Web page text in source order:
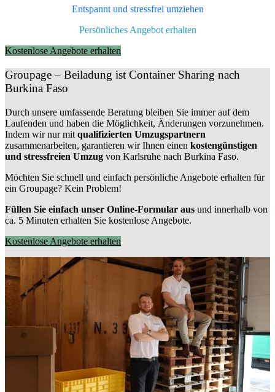
Entspannt und stressfrei umziehen
Persönliches Angebot erhalten
Kostenlose Angebote erhalten
Groupage – Beiladung ist Container Sharing nach
Burkina Faso
Durch unsere umfassende Beratung bleiben Sie immer auf dem
Laufenden und haben die Möglichkeit, Änderungen vorzunehmen.
Indem wir nur mit qualifizierten Umzugspartnern
zusammenarbeiten, garantieren wir Ihnen einen kostengünstigen
und stressfreien Umzug von Karlsruhe nach Burkina Faso.
Möchten Sie schnell und einfach persönliche Angebote erhalten für
ein Groupage? Kein Problem!
Füllen Sie einfach unser Online-Formular aus und innerhalb von
ca. 5 Minuten erhalten Sie kostenlose Angebote.
Kostenlose Angebote erhalten